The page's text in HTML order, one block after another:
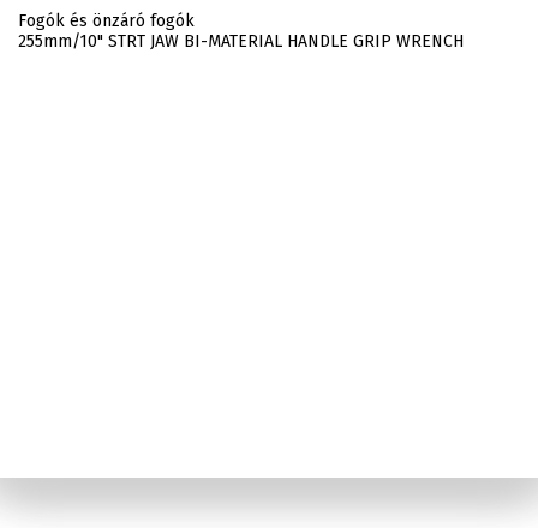
Fogók és önzáró fogók
255mm/10" STRT JAW BI-MATERIAL HANDLE GRIP WRENCH